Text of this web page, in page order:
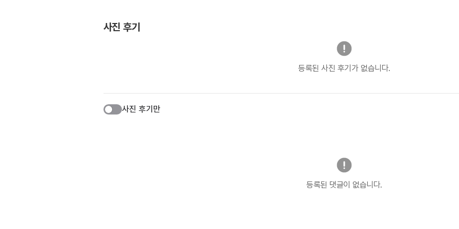
사진 후기
등록된 사진 후기가 없습니다.
사진 후기만
등록된 댓글이 없습니다.